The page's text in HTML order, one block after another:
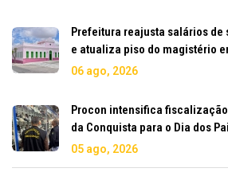
Prefeitura reajusta salários
e atualiza piso do magistério
06 ago, 2026
Procon intensifica
da Conquista para o Dia dos
05 ago, 2026